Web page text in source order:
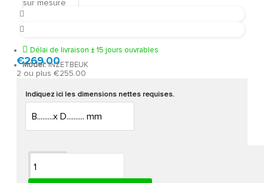
Délai de livraison ± 15 jours ouvrables
Model: INZETBEUK
€269.00
2 ou plus €255.00
Indiquez ici les dimensions nettes requises.